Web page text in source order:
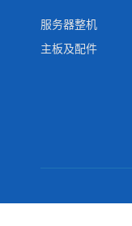
服务器整机
主板及配件